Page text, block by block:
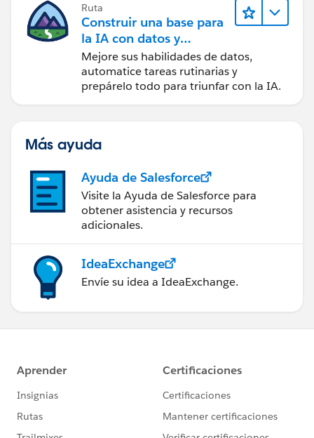
Ruta
Construir una base para
la IA con datos y
automatización
Mejore sus habilidades de datos,
automatice tareas rutinarias y
prepárelo todo para triunfar con la IA.
Más ayuda
Ayuda de Salesforce
Visite la Ayuda de Salesforce para
obtener asistencia y recursos
adicionales.
IdeaExchange
Envíe su idea a IdeaExchange.